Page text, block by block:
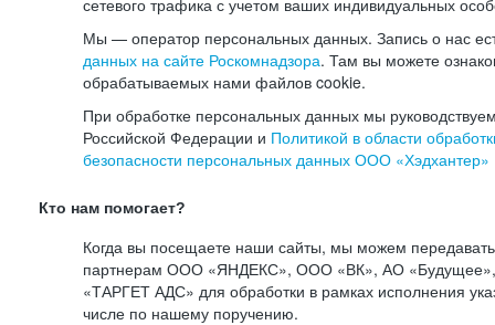
сетевого трафика с учетом ваших индивидуальных
Мы — оператор персональных данных. Запись о нас
данных на сайте Роскомнадзора. Там вы можете
обрабатываемых нами файлов cookie.
При обработке персональных данных мы
Российской Федерации и Политикой в области
безопасности персональных данных ООО «Хэдхантер»
Кто нам помогает?
Когда вы посещаете наши сайты, мы можем
партнерам ООО «ЯНДЕКС», ООО «ВК», АО
«ТАРГЕТ АДС» для обработки в рамках исполнения
числе по нашему поручению.